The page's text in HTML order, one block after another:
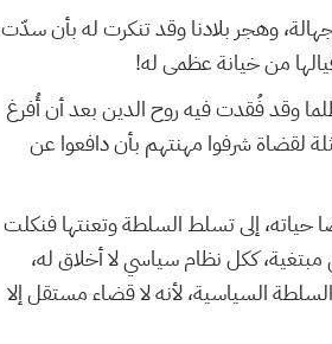
وهجر بلادنا وقد تنكرت له بأن سدّت
من خيانة عظمى له!
وقد فُقدت فيه روح الدين بعد أن أُفرغ
لقضاة شرفوا مهنتهم بأن دافعوا عن
إلى تسلط السلطة وتعنتها فنكلت
مبتغية، ككل نظام سياسي لا أخلاق له،
السياسية، لأنه لا قضاء مستقل إلا